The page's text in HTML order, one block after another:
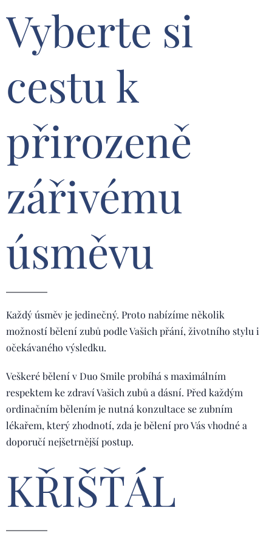
Vyberte si
cestu k
přirozeně
zářivému
úsměvu
Každý úsměv je jedinečný. Proto nabízíme několik
možností bělení zubů podle Vašich přání, životního stylu i
očekávaného výsledku.
Veškeré bělení v Duo Smile probíhá s maximálním
respektem ke zdraví Vašich zubů a dásní. Před každým
ordinačním bělením je nutná konzultace se zubním
lékařem, který zhodnotí, zda je bělení pro Vás vhodné a
doporučí nejšetrnější postup.
KŘIŠŤÁL